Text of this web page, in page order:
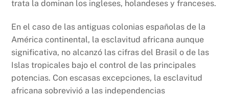
trata la dominan los ingleses, holandeses y franceses.
En el caso de las antiguas colonias españolas de la
América continental, la esclavitud africana aunque
significativa, no alcanzó las cifras del Brasil o de las
Islas tropicales bajo el control de las principales
potencias. Con escasas excepciones, la esclavitud
africana sobrevivió a las independencias